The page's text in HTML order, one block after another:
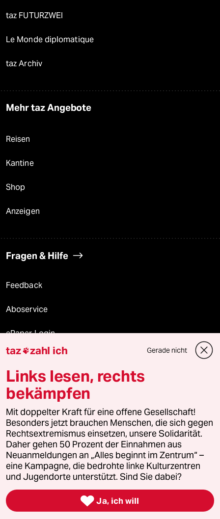
taz FUTURZWEI
Le Monde diplomatique
taz Archiv
Mehr taz Angebote
Reisen
Kantine
Shop
Anzeigen
Fragen & Hilfe
Feedback
Aboservice
ePaper Login
Downloads für Abonnierende
© 2026 taz Verlags und Vertriebs GmbH
Alle Rechte vorbehalten. Bei rechtlichen Fragen oder für Genehmigungen
wenden Sie sich bitte an
lizenzen@taz.de
Feedback Redaktionsstatut Kommune-Richtlinien
Leitlinie Informant Datenschutz Impressum AGB
Seitenwende Einwilligungen widerrufen (Ads)
taz zahl ich Gerade nicht
Links lesen, rechts
bekämpfen
Mit doppelter Kraft für eine offene Gesellschaft!
Besonders jetzt brauchen Menschen, die sich gegen
Rechtsextremismus einsetzen, unsere Solidarität.
Daher gehen 50 Prozent der Einnahmen aus
Neuanmeldungen an „Alles beginnt im Zentrum“ –
eine Kampagne, die bedrohte linke Kulturzentren
und Jugendorte unterstützt. Sind Sie dabei?
 Ja, ich will